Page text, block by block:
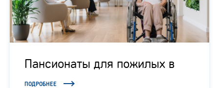
Пансионаты для пожилых в
Подмосковье
ПОДРОБНЕЕ